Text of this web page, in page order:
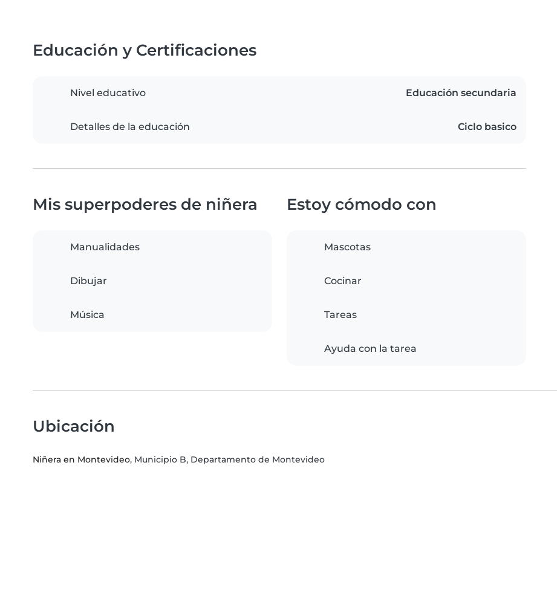
Educación y Certificaciones
Nivel educativo Educación secundaria
Detalles de la educación Ciclo basico
Mis superpoderes de niñera
Manualidades
Dibujar
Música
Estoy cómodo con
Mascotas
Cocinar
Tareas
Ayuda con la tarea
Ubicación
Niñera en Montevideo, Municipio B, Departamento de Montevideo